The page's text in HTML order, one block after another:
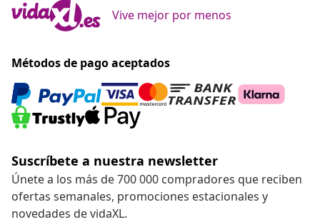
Vive mejor por menos
Métodos de pago aceptados
Suscríbete a nuestra newsletter
Únete a los más de 700 000 compradores que reciben
ofertas semanales, promociones estacionales y
novedades de vidaXL.